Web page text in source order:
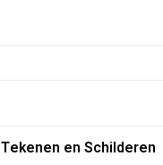
Tekenen en Schilderen